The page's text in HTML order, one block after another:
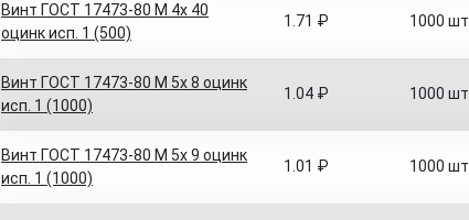
Винт ГОСТ 17473-80 M 4x 40
оцинк исп. 1 (500)
1.71 ₽ 1000 шт.
Винт ГОСТ 17473-80 M 5x 8 оцинк
исп. 1 (1000)
1.04 ₽ 1000 шт.
Винт ГОСТ 17473-80 M 5x 9 оцинк
исп. 1 (1000)
1.01 ₽ 1000 шт.